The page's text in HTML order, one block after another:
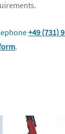
+49 (731)
.